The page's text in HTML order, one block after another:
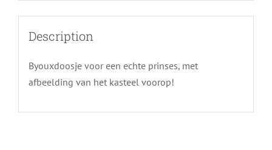
Description
Byouxdoosje voor een echte prinses, met
afbeelding van het kasteel voorop!